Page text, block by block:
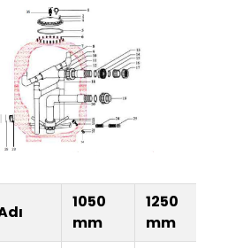
1050
mm
1250
mm